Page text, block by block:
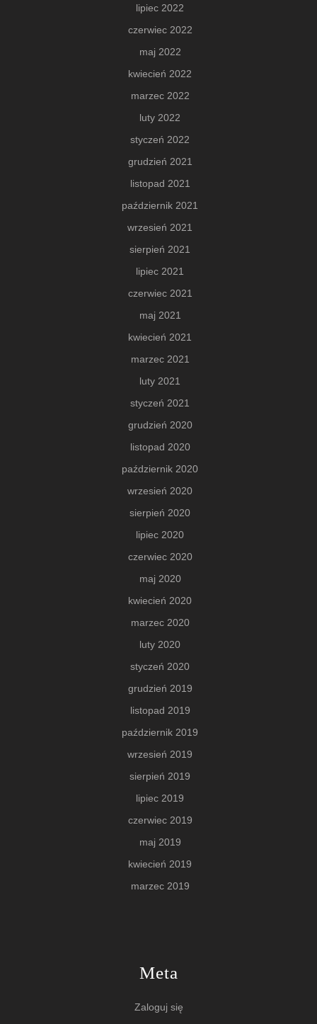
lipiec 2022
czerwiec 2022
maj 2022
kwiecień 2022
marzec 2022
luty 2022
styczeń 2022
grudzień 2021
listopad 2021
październik 2021
wrzesień 2021
sierpień 2021
lipiec 2021
czerwiec 2021
maj 2021
kwiecień 2021
marzec 2021
luty 2021
styczeń 2021
grudzień 2020
listopad 2020
październik 2020
wrzesień 2020
sierpień 2020
lipiec 2020
czerwiec 2020
maj 2020
kwiecień 2020
marzec 2020
luty 2020
styczeń 2020
grudzień 2019
listopad 2019
październik 2019
wrzesień 2019
sierpień 2019
lipiec 2019
czerwiec 2019
maj 2019
kwiecień 2019
marzec 2019
Meta
Zaloguj się